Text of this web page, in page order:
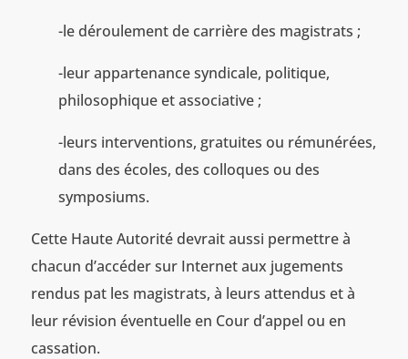
-le déroulement de carrière des magistrats ;
-leur appartenance syndicale, politique,
philosophique et associative ;
-leurs interventions, gratuites ou rémunérées,
dans des écoles, des colloques ou des
symposiums.
Cette Haute Autorité devrait aussi permettre à
chacun d’accéder sur Internet aux jugements
rendus pat les magistrats, à leurs attendus et à
leur révision éventuelle en Cour d’appel ou en
cassation.